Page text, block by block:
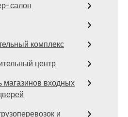
салон
комплекс
центр
магазинов входных
и